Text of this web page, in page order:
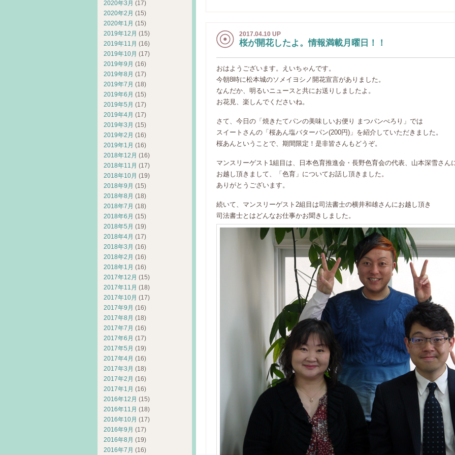
2017.04.10 UP
桜が開花したよ。情報満載月曜日！！
おはようございます。えいちゃんです。
今朝8時に松本城のソメイヨシノ開花宣言がありました。
なんだか、明るいニュースと共にお送りしましたよ。
お花見、楽しんでくださいね。
さて、今日の「焼きたてパンの美味しいお便り まつパンぺろり」では
スイートさんの「桜あん塩バターパン(200円)」を紹介していただきました。
桜あんということで、期間限定！是非皆さんもどうぞ。
マンスリーゲスト1組目は、日本色育推進会・長野色育会の代表、山本深雪さん
お越し頂きまして、「色育」についてお話し頂きました。
ありがとうございます。
続いて、マンスリーゲスト2組目は司法書士の横井和雄さんにお越し頂き
司法書士とはどんなお仕事かお聞きしました。
2020年3月 (17)
2020年2月 (15)
2020年1月 (15)
2019年12月 (15)
2019年11月 (16)
2019年10月 (17)
2019年9月 (16)
2019年8月 (17)
2019年7月 (18)
2019年6月 (15)
2019年5月 (17)
2019年4月 (17)
2019年3月 (15)
2019年2月 (16)
2019年1月 (16)
2018年12月 (16)
2018年11月 (17)
2018年10月 (19)
2018年9月 (15)
2018年8月 (18)
2018年7月 (18)
2018年6月 (15)
2018年5月 (19)
2018年4月 (17)
2018年3月 (16)
2018年2月 (16)
2018年1月 (16)
2017年12月 (15)
2017年11月 (18)
2017年10月 (17)
2017年9月 (16)
2017年8月 (18)
2017年7月 (16)
2017年6月 (17)
2017年5月 (19)
2017年4月 (16)
2017年3月 (18)
2017年2月 (16)
2017年1月 (16)
2016年12月 (15)
2016年11月 (18)
2016年10月 (17)
2016年9月 (17)
2016年8月 (19)
2016年7月 (16)